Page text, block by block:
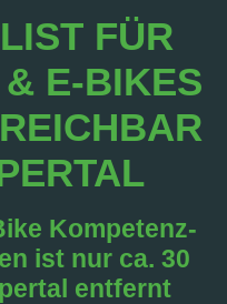
FÜR
E-BIKES
Kompetenz-
ist nur ca. 30
entfernt